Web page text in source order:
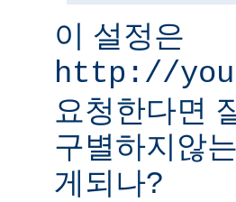
이 설정은
http://
요청한다면
구별하지않
게되나?